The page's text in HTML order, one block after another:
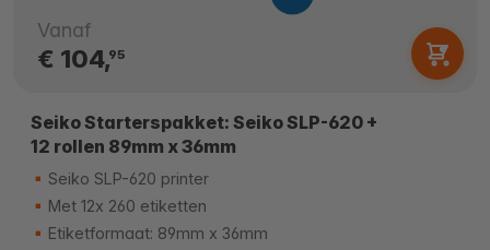
Vanaf
€ 104,95
Seiko Starterspakket: Seiko SLP-620 +
12 rollen 89mm x 36mm
Seiko SLP-620 printer
Met 12x 260 etiketten
Etiketformaat: 89mm x 36mm